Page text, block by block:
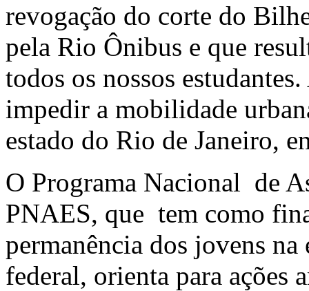
revogação do corte do
pela Rio Ônibus e que
todos os nossos
impedir a mobilidade
estado do Rio de Janeiro,
O Programa Nacional de
PNAES, que tem como
permanência dos jovens
federal, orienta para ações